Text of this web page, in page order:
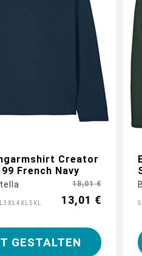
Creator
French Navy
3XL 4XL 5XL
18,01 €
13,01 €
GESTALTEN
S